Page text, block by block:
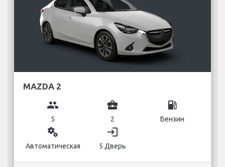
MAZDA 2
group
5
business_center
2
local_gas_station
Бензин
miscellaneous_services
Автоматическая
login
5 Дверь